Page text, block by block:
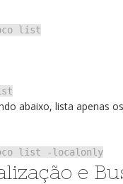
list
abaixo, lista apenas
list -localonly
e